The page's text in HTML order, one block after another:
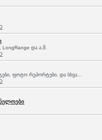
LongRange და ა.შ.
ფოტო რეპორტები, და სხვა...